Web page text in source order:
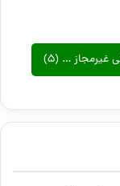
غیرمجاز … (۵)